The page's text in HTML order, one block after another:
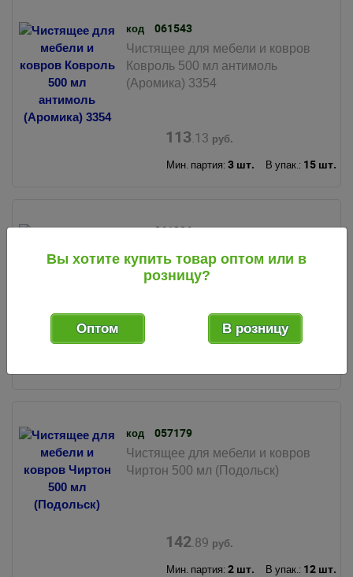
код 061543
Чистящее для мебели и ковров
Ковроль 500 мл антимоль
(Аромика) 3354
113.13 руб.
Мин. партия: 3 шт. В упак.: 15 шт.
код 061396
Ковроль 500 мл антистатик
(Аромика) 3353
.13руб.
код 057179
Чистящее для мебели и ковров
Чиртон 500 мл (Подольск)
142.89 руб.
Мин. партия: 2 шт. В упак.: 12 шт.
Вы хотите купить товар оптом или в
розницу?
Оптом В розницу